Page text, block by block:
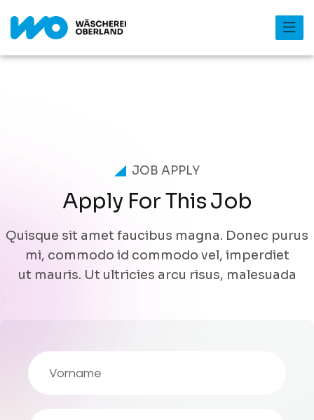
JOB APPLY
Apply ForThisJob
Quisque sit amet faucibus magna. Donec purus
mi, commodo id commodo vel, imperdiet
ut mauris. Ut ultricies arcu risus, malesuada